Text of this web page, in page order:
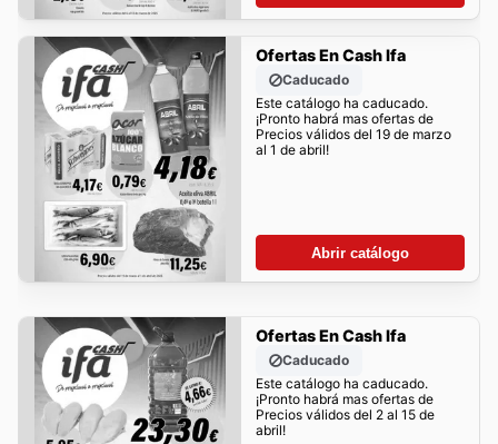
Ofertas En Cash Ifa
Caducado
Este catálogo ha caducado.
¡Pronto habrá mas ofertas de
Precios válidos del 19 de marzo
al 1 de abril!
Abrir catálogo
Ofertas En Cash Ifa
Caducado
Este catálogo ha caducado.
¡Pronto habrá mas ofertas de
Precios válidos del 2 al 15 de
abril!